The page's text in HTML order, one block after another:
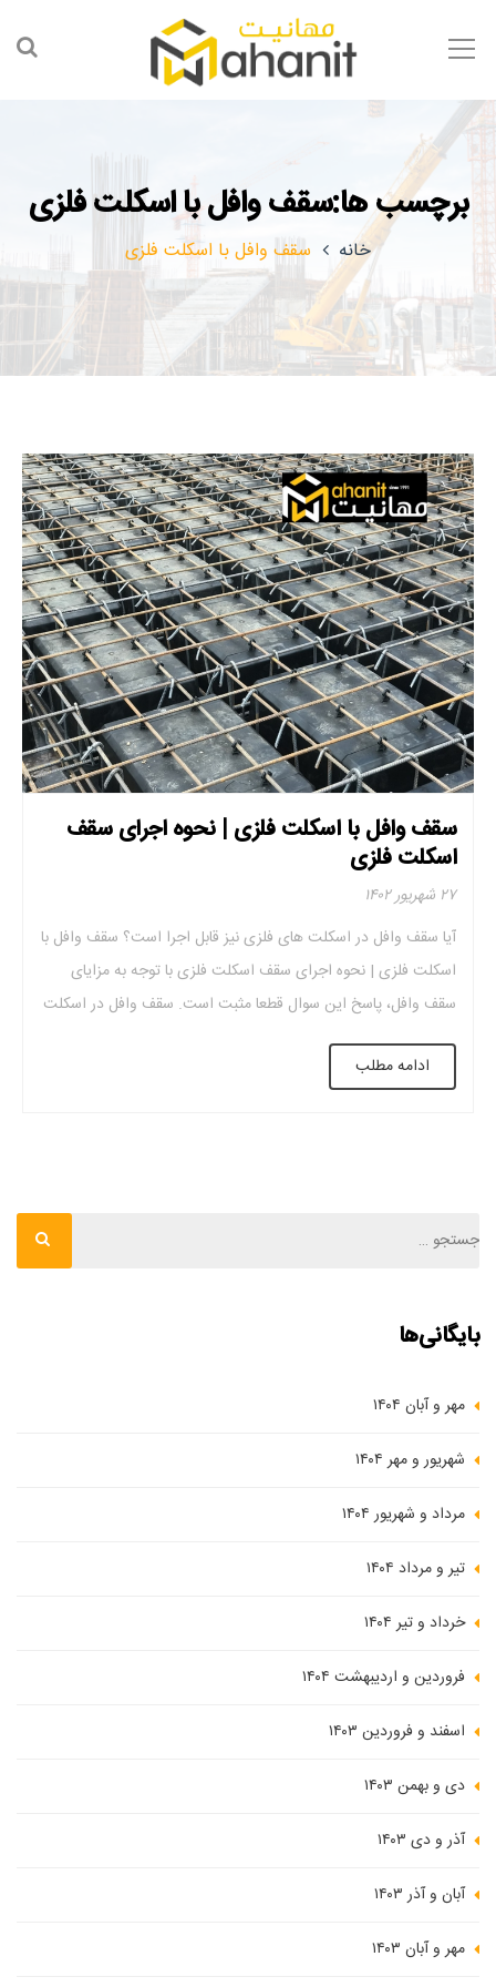
برچسب ها:سقف وافل با اسکلت فلزی
خانه سقف وافل با اسکلت فلزی
سقف وافل با اسکلت فلزی | نحوه اجرای سقف
اسکلت فلزی
۲۷ شهریور ۱۴۰۲
آیا سقف وافل در اسکلت های فلزی نیز قابل اجرا است؟ سقف وافل با
اسکلت فلزی | نحوه اجرای سقف اسکلت فلزی با توجه به مزایای
سقف وافل، پاسخ این سوال قطعا مثبت است. سقف وافل در اسکلت
های فلزی مانند اسکلت های بتنی کاربرد دارد و به خوبی اجرا می
شود. البته در صورت […]
ادامه مطلب
بایگانی‌ها
مهر و آبان ۱۴۰۴
شهریور و مهر ۱۴۰۴
مرداد و شهریور ۱۴۰۴
تیر و مرداد ۱۴۰۴
خرداد و تیر ۱۴۰۴
فروردین و اردیبهشت ۱۴۰۴
اسفند و فروردین ۱۴۰۳
دی و بهمن ۱۴۰۳
آذر و دی ۱۴۰۳
آبان و آذر ۱۴۰۳
مهر و آبان ۱۴۰۳